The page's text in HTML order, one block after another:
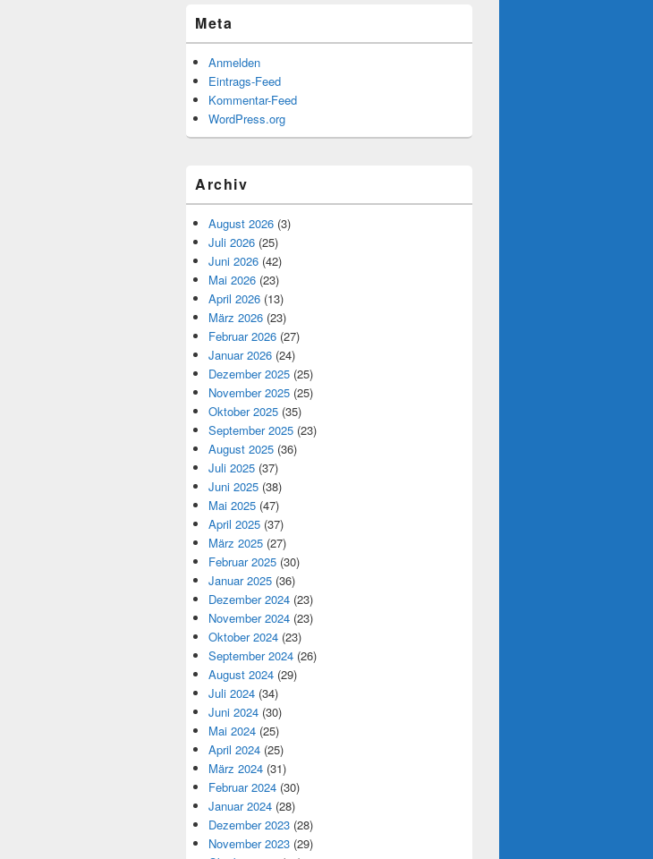
Meta
Anmelden
Eintrags-Feed
Kommentar-Feed
WordPress.org
Archiv
August 2026 (3)
Juli 2026 (25)
Juni 2026 (42)
Mai 2026 (23)
April 2026 (13)
März 2026 (23)
Februar 2026 (27)
Januar 2026 (24)
Dezember 2025 (25)
November 2025 (25)
Oktober 2025 (35)
September 2025 (23)
August 2025 (36)
Juli 2025 (37)
Juni 2025 (38)
Mai 2025 (47)
April 2025 (37)
März 2025 (27)
Februar 2025 (30)
Januar 2025 (36)
Dezember 2024 (23)
November 2024 (23)
Oktober 2024 (23)
September 2024 (26)
August 2024 (29)
Juli 2024 (34)
Juni 2024 (30)
Mai 2024 (25)
April 2024 (25)
März 2024 (31)
Februar 2024 (30)
Januar 2024 (28)
Dezember 2023 (28)
November 2023 (29)